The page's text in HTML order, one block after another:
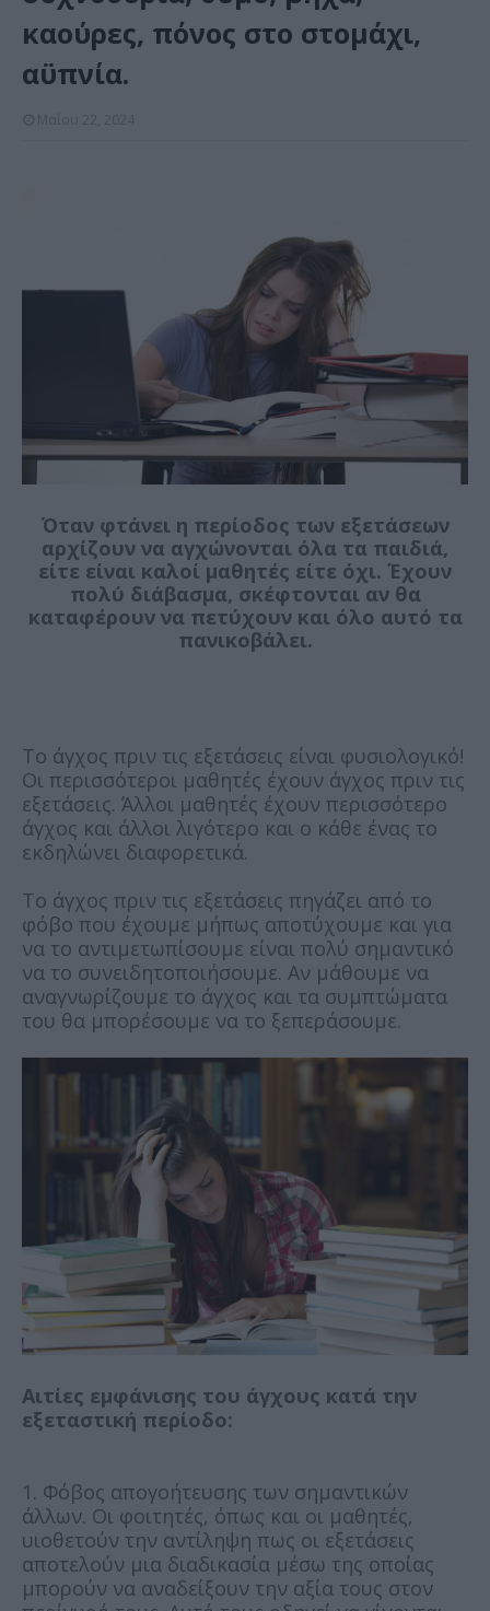
καούρες, πόνος στο στομάχι,
αϋπνία.
Όταν φτάνει η περίοδος των εξετάσεων
αρχίζουν να αγχώνονται όλα τα παιδιά,
είτε είναι καλοί μαθητές είτε όχι. Έχουν
πολύ διάβασμα, σκέφτονται αν θα
καταφέρουν να πετύχουν και όλο αυτό τα
πανικοβάλει.
Το άγχος πριν τις εξετάσεις είναι φυσιολογικό!
Οι περισσότεροι μαθητές έχουν άγχος πριν τις
εξετάσεις. Άλλοι μαθητές έχουν περισσότερο
άγχος και άλλοι λιγότερο και ο κάθε ένας το
εκδηλώνει διαφορετικά.
Το άγχος πριν τις εξετάσεις πηγάζει από το
φόβο που έχουμε μήπως αποτύχουμε και για
να το αντιμετωπίσουμε είναι πολύ σημαντικό
να το συνειδητοποιήσουμε. Αν μάθουμε να
αναγνωρίζουμε το άγχος και τα συμπτώματα
του θα μπορέσουμε να το ξεπεράσουμε.
Αιτίες εμφάνισης του άγχους κατά την
εξεταστική περίοδο:
1. Φόβος απογοήτευσης των σημαντικών
άλλων. Οι φοιτητές, όπως και οι μαθητές,
υιοθετούν την αντίληψη πως οι εξετάσεις
αποτελούν μια διαδικασία μέσω της οποίας
μπορούν να αναδείξουν την αξία τους στον